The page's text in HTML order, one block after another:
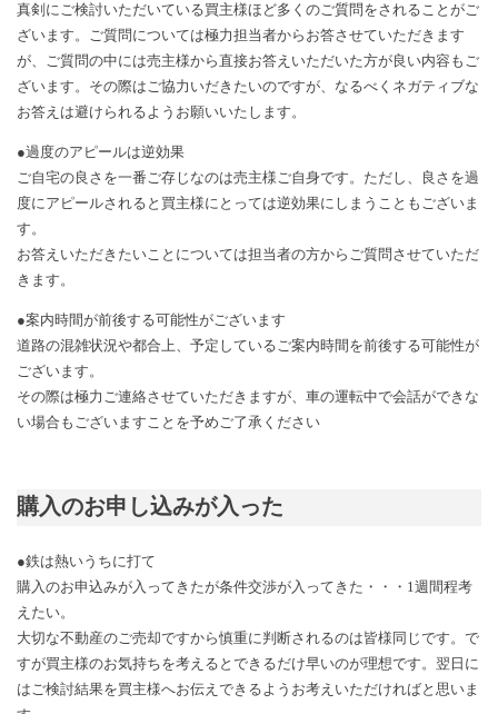
真剣にご検討いただいている買主様ほど多くのご質問をされることがご
ざいます。ご質問については極力担当者からお答させていただきます
が、ご質問の中には売主様から直接お答えいただいた方が良い内容もご
ざいます。その際はご協力いだきたいのですが、なるべくネガティブな
お答えは避けられるようお願いいたします。
●過度のアピールは逆効果
ご自宅の良さを一番ご存じなのは売主様ご自身です。ただし、良さを過
度にアピールされると買主様にとっては逆効果にしまうこともございま
す。
お答えいただきたいことについては担当者の方からご質問させていただ
きます。
●案内時間が前後する可能性がございます
道路の混雑状況や都合上、予定しているご案内時間を前後する可能性が
ございます。
その際は極力ご連絡させていただきますが、車の運転中で会話ができな
い場合もございますことを予めご了承ください
購入のお申し込みが入った
●鉄は熱いうちに打て
購入のお申込みが入ってきたが条件交渉が入ってきた・・・ 1週間程考
えたい。
大切な不動産のご売却ですから慎重に判断されるのは皆様同じです。で
すが買主様のお気持ちを考えるとできるだけ早いのが理想です。翌日に
はご検討結果を買主様へお伝えできるようお考えいただければと思いま